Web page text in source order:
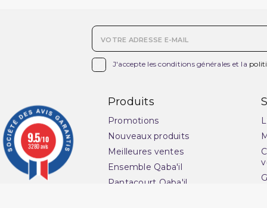
J'accepte les conditions générales et la
Produits
Promotions
Nouveaux produits
Meilleures ventes
Ensemble Qaba'il
Pantacourt Qaba'il
9.5/10
3280 avis